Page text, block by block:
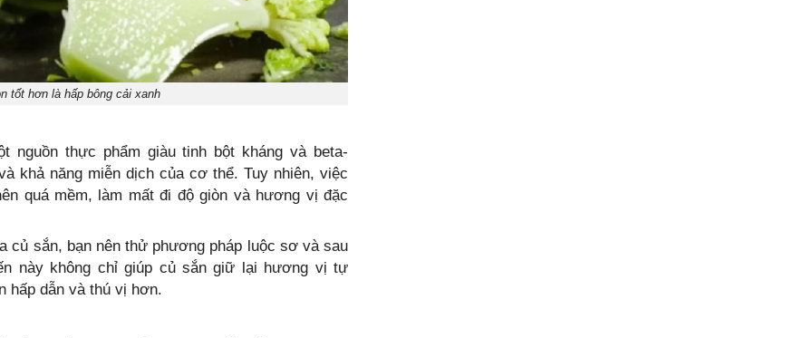
tốt hơn là hấp bông cải xanh
nguồn thực phẩm giàu tinh bột kháng và beta-
khả năng miễn dịch của cơ thể. Tuy nhiên, việc
quá mềm, làm mất đi độ giòn và hương vị đặc
củ sắn, bạn nên thử phương pháp luộc sơ và sau
này không chỉ giúp củ sắn giữ lại hương vị tự
hấp dẫn và thú vị hơn.